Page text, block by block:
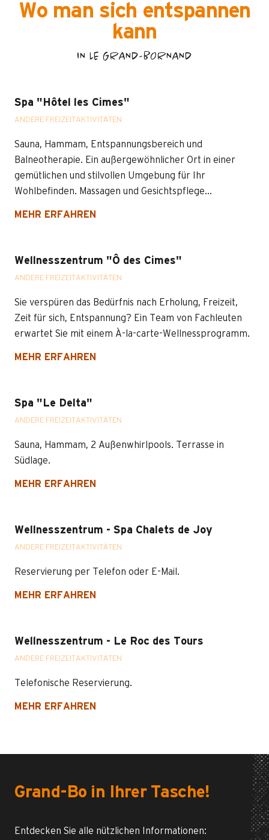
Wo man sich entspannen
kann
IN LE GRAND-BORNAND
Spa "Hôtel les Cimes"
ANDERE FREIZEITAKTIVITÄTEN
Sauna, Hammam, Entspannungsbereich und
Balneotherapie. Ein außergewöhnlicher Ort in einer
gemütlichen und stilvollen Umgebung für Ihr
Wohlbefinden. Massagen und Gesichtspflege...
MEHR ERFAHREN
Wellnesszentrum "Ô des Cimes"
ANDERE FREIZEITAKTIVITÄTEN
Sie verspüren das Bedürfnis nach Erholung, Freizeit,
Zeit für sich, Entspannung? Ein Team von Fachleuten
erwartet Sie mit einem À-la-carte-Wellnessprogramm.
MEHR ERFAHREN
Spa "Le Delta"
ANDERE FREIZEITAKTIVITÄTEN
Sauna, Hammam, 2 Außenwhirlpools. Terrasse in
Südlage.
MEHR ERFAHREN
Wellnesszentrum - Spa Chalets de Joy
ANDERE FREIZEITAKTIVITÄTEN
Reservierung per Telefon oder E-Mail.
MEHR ERFAHREN
Wellnesszentrum - Le Roc des Tours
ANDERE FREIZEITAKTIVITÄTEN
Telefonische Reservierung.
MEHR ERFAHREN
Grand-Bo in Ihrer Tasche!
Entdecken Sie alle nützlichen Informationen: